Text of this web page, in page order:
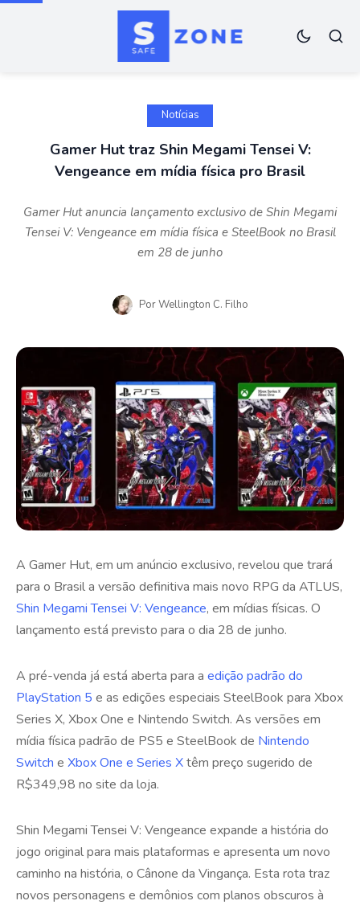
Notícias
Gamer Hut traz Shin Megami Tensei V:
Vengeance em mídia física pro Brasil
Gamer Hut anuncia lançamento exclusivo de Shin Megami
Tensei V: Vengeance em mídia física e SteelBook no Brasil
em 28 de junho
PorWellington C. Filho
A Gamer Hut, em um anúncio exclusivo, revelou que trará
para o Brasil a versão definitiva mais novo RPG da ATLUS,
Shin Megami Tensei V: Vengeance, em mídias físicas. O
lançamento está previsto para o dia 28 de junho.
A pré-venda já está aberta para a edição padrão do
PlayStation 5 e as edições especiais SteelBook para Xbox
Series X, Xbox One e Nintendo Switch. As versões em
mídia física padrão de PS5 e SteelBook de Nintendo
Switch e Xbox One e Series Xtêm preço sugerido de
R$349,98 no site da loja.
Shin Megami Tensei V: Vengeance expande a história do
jogo original para mais plataformas e apresenta um novo
caminho na história, o Cânone da Vingança. Esta rota traz
novos personagens e demônios com planos obscuros à